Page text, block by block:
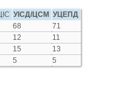
УІСД/ЦСМ
УЦЕПД
68
71
12
11
15
13
5 5